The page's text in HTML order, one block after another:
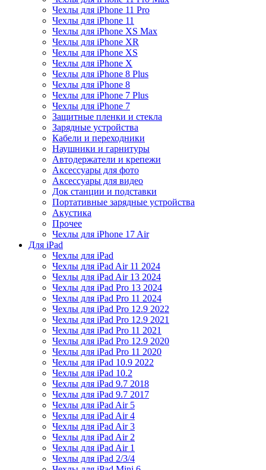
Чехлы для iPhone 11 Pro
Чехлы для iPhone 11
Чехлы для iPhone XS Max
Чехлы для iPhone XR
Чехлы для iPhone XS
Чехлы для iPhone X
Чехлы для iPhone 8 Plus
Чехлы для iPhone 8
Чехлы для iPhone 7 Plus
Чехлы для iPhone 7
Защитные пленки и стекла
Зарядные устройства
Кабели и переходники
Наушники и гарнитуры
Автодержатели и крепежи
Аксессуары для фото
Аксессуары для видео
Док станции и подставки
Портативные зарядные устройства
Акустика
Прочее
Чехлы для iPhone 17 Air
Для iPad
Чехлы для iPad
Чехлы для iPad Air 11 2024
Чехлы для iPad Air 13 2024
Чехлы для iPad Pro 13 2024
Чехлы для iPad Pro 11 2024
Чехлы для iPad Pro 12.9 2022
Чехлы для iPad Pro 12.9 2021
Чехлы для iPad Pro 11 2021
Чехлы для iPad Pro 12.9 2020
Чехлы для iPad Pro 11 2020
Чехлы для iPad 10.9 2022
Чехлы для iPad 10.2
Чехлы для iPad 9.7 2018
Чехлы для iPad 9.7 2017
Чехлы для iPad Air 5
Чехлы для iPad Air 4
Чехлы для iPad Air 3
Чехлы для iPad Air 2
Чехлы для iPad Air 1
Чехлы для iPad 2/3/4